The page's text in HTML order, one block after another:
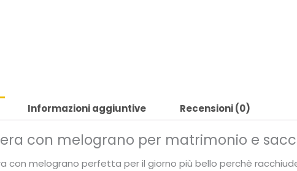
Informazioni aggiuntive Recensioni (0)
con melograno per matrimonio e
con melograno perfetta per il giorno più bello perchè